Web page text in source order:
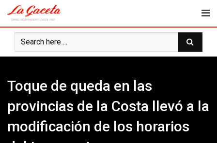
content
Toque de queda en las
provincias de la Costa llevó a la
modificación de los horarios